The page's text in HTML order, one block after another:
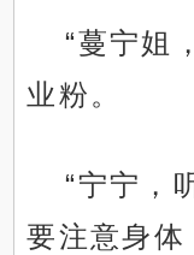
“蔓宁姐
业粉。
“宁宁，
要注意身体